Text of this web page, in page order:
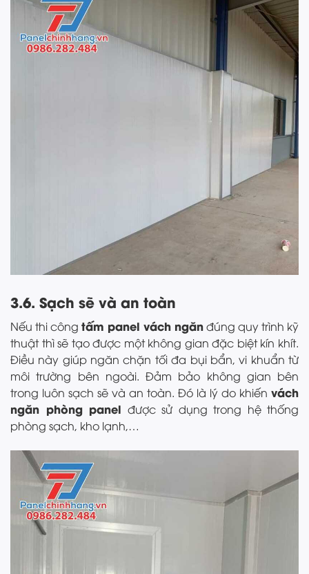
3.6. Sạch sẽ và an toàn
Nếu thi công tấm panel vách ngănđúng quy trình kỹ
thuật thì sẽ tạo được một không gian đặc biệt kín khít.
Điều này giúp ngăn chặn tối đa bụi bẩn, vi khuẩn từ
môi trường bên ngoài. Đảm bảo không gian bên
trong luôn sạch sẽ và an toàn. Đó là lý do khiến vách
ngăn phòng panel được sử dụng trong hệ thống
phòng sạch, kho lạnh,…